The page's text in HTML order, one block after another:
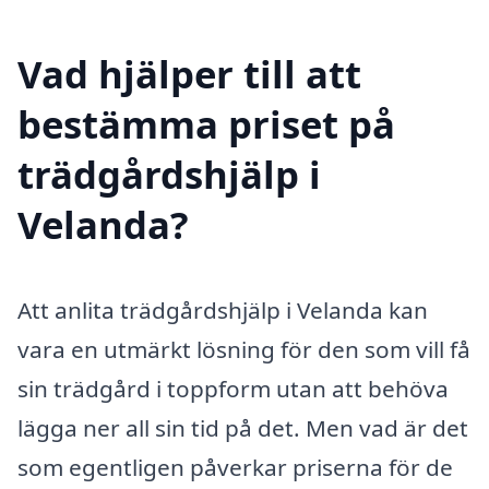
Vad hjälper till att
bestämma priset på
trädgårdshjälp i
Velanda?
Att anlita trädgårdshjälp i Velanda kan
vara en utmärkt lösning för den som vill få
sin trädgård i toppform utan att behöva
lägga ner all sin tid på det. Men vad är det
som egentligen påverkar priserna för de